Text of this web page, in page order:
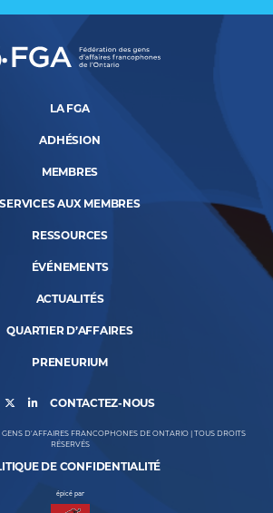
LA FGA
ADHÉSION
MEMBRES
SERVICES AUX MEMBRES
RESSOURCES
ÉVÉNEMENTS
ACTUALITÉS
QUARTIER D’AFFAIRES
PRENEURIUM
CONTACTEZ-NOUS
D’AFFAIRES FRANCOPHONES DE ONTARIO | TOUS DROITS
RÉSERVÉS
DE CONFIDENTIALITÉ
épicé par